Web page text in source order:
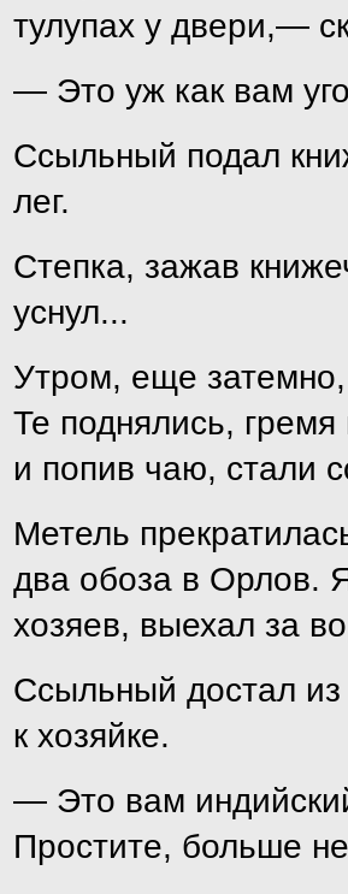
тулупах у двери,—
— Это уж как вам
Ссыльный подал
лег.
Степка, зажав
уснул...
Утром, еще
Те поднялись,
и попив чаю, стали
Метель
два обоза в Орлов.
хозяев, выехал за
Ссыльный достал
к хозяйке.
— Это вам
Простите, больше